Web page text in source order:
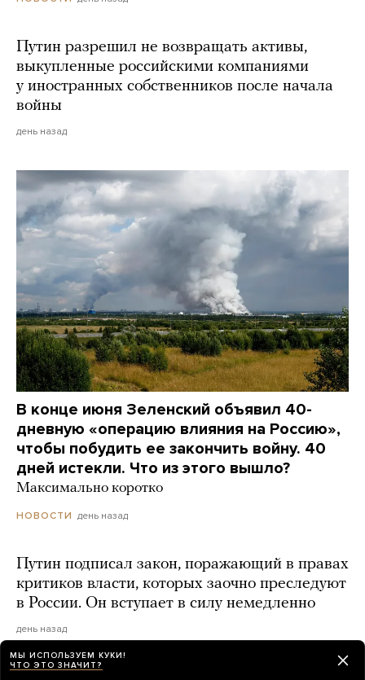
Путин разрешил не возвращать активы,
выкупленные российскими компаниями
у иностранных собственников после начала
войны
день назад
В конце июня Зеленский объявил 40-
дневную «операцию влияния на Россию»,
чтобы побудить ее закончить войну. 40
дней истекли. Что из этого вышло?
Максимально коротко
НОВОСТИ день назад
Путин подписал закон, поражающий в правах
критиков власти, которых заочно преследуют
в России. Он вступает в силу немедленно
день назад
МЫ ИСПОЛЬЗУЕМ КУКИ!
ЧТО ЭТО ЗНАЧИТ?